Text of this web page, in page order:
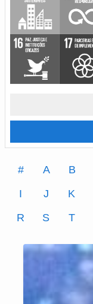
# A B
I
J K
R
S T